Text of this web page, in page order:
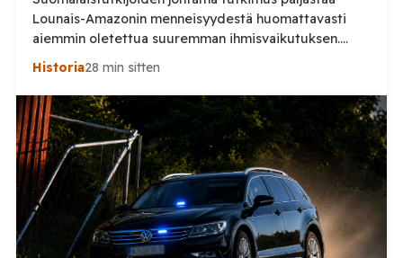
Lounais-Amazonin menneisyydestä huomattavasti
aiemmin oletettua suuremman ihmisvaikutuksen.
Sademetsän läpi näkevä laserkeilaus toi päivänvaloon
vasta nyt alkanut hahmottua. Amazonin sademetsä on
pitkään nähty ympäristönä, jossa ennen
eurooppalaisten saapumista eli suhteellisen harva
ihmisväestö hajallaan pienissä yhteisöissä. Uusi
Nature-tiedelehdessä julkaistu tutkimus antaa tästä
huomattavasti toisenlaisen kuvan. Helsingin ja […]
Historia28 min sitten